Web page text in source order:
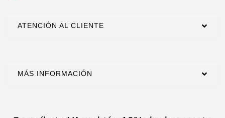
ATENCIÓN AL CLIENTE
MÁS INFORMACIÓN